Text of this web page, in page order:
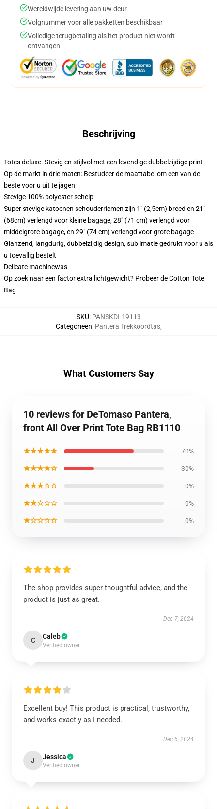
Wereldwijde levering aan uw deur
Volgnummer voor alle pakketten beschikbaar
Volledige terugbetaling als het product niet wordt
ontvangen
Beschrijving
Totes deluxe. Stevig en stijlvol met een levendige dubbelzijdige print
Op de markt in drie maten: Bestudeer de maattabel om een van de
beste voor u uit te jagen
Stevige 100% polyester schelp
Super stevige katoenen schouderriemen zijn 1" (2,5cm) breed en 21"
(68cm) verlengd voor kleine bagage, 28" (71 cm) verlengd voor
middelgrote bagage, en 29" (74 cm) verlengd voor grote bagage
Glanzend, langdurig, dubbelzijdig design, sublimatie gedrukt voor u als
u toevallig bestelt
Delicate machinewas
Op zoek naar een factor extra lichtgewicht? Probeer de Cotton Tote
Bag
SKU: PANSKDI-19113
Categorieën: Pantera Trekkoordtas,
What Customers Say
10 reviews for DeTomaso Pantera,
front All Over Print Tote Bag RB1110
★★★★★ 70%
★★★★☆ 30%
★★★☆☆ 0%
★★☆☆☆ 0%
★☆☆☆☆ 0%
The shop provides super thoughtful advice, and the
product is just as great.
Dec 7, 2024
C Caleb
Verified owner
Excellent buy! This product is practical, trustworthy,
and works exactly as I needed.
Dec 6, 2024
J Jessica
Verified owner